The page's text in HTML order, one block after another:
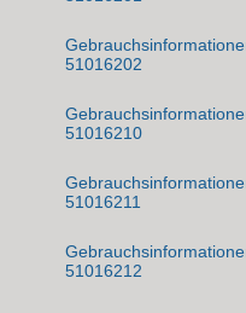
51016202
51016210
51016211
51016212